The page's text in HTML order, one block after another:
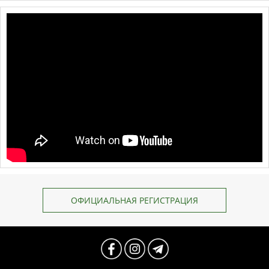
ОФИЦИАЛЬНАЯ РЕГИСТРАЦИЯ